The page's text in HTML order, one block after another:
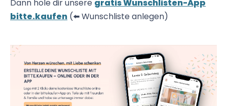
Dann hole dir unsere gratis Wunschlisten-App
bitte.kaufen (⬅️ Wunschliste anlegen)